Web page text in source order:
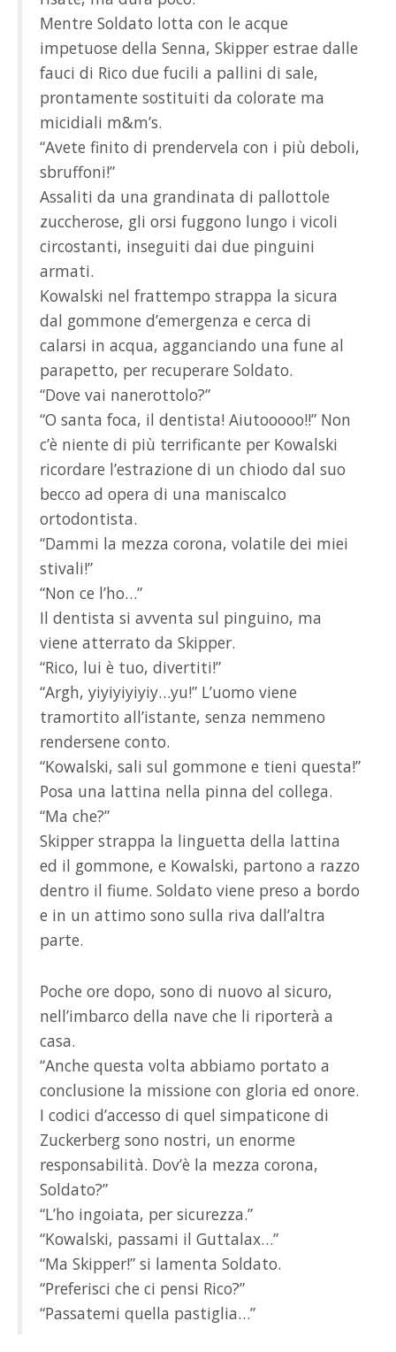
Mentre Soldato lotta con le acque
impetuose della Senna, Skipper estrae dalle
fauci di Rico due fucili a pallini di sale,
prontamente sostituiti da colorate ma
micidiali m&m’s.
“Avete finito di prendervela con i più deboli,
sbruffoni!”
Assaliti da una grandinata di pallottole
zuccherose, gli orsi fuggono lungo i vicoli
circostanti, inseguiti dai due pinguini
armati.
Kowalski nel frattempo strappa la sicura
dal gommone d’emergenza e cerca di
calarsi in acqua, agganciando una fune al
parapetto, per recuperare Soldato.
“Dove vai nanerottolo?”
“O santa foca, il dentista! Aiutooooo!!” Non
c’è niente di più terrificante per Kowalski
ricordare l’estrazione di un chiodo dal suo
becco ad opera di una maniscalco
ortodontista.
“Dammi la mezza corona, volatile dei miei
stivali!”
“Non ce l’ho…”
Il dentista si avventa sul pinguino, ma
viene atterrato da Skipper.
“Rico, lui è tuo, divertiti!”
“Argh, yiyiyiyiyiy…yu!” L’uomo viene
tramortito all’istante, senza nemmeno
rendersene conto.
“Kowalski, sali sul gommone e tieni questa!”
Posa una lattina nella pinna del collega.
“Ma che?”
Skipper strappa la linguetta della lattina
ed il gommone, e Kowalski, partono a razzo
dentro il fiume. Soldato viene preso a bordo
e in un attimo sono sulla riva dall’altra
parte.
Poche ore dopo, sono di nuovo al sicuro,
nell’imbarco della nave che li riporterà a
casa.
“Anche questa volta abbiamo portato a
conclusione la missione con gloria ed onore.
I codici d’accesso di quel simpaticone di
Zuckerberg sono nostri, un enorme
responsabilità. Dov’è la mezza corona,
Soldato?”
“L’ho ingoiata, per sicurezza.”
“Kowalski, passami il Guttalax…”
“Ma Skipper!” si lamenta Soldato.
“Preferisci che ci pensi Rico?”
“Passatemi quella pastiglia…”